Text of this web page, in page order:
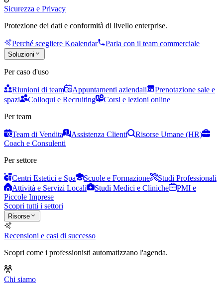
Sicurezza e Privacy
Protezione dei dati e conformità di livello enterprise.
Perché scegliere Koalendar Parla con il team commerciale
Soluzioni
Per caso d'uso
Riunioni di team Appuntamenti aziendali
Prenotazione sale e
spazi
Colloqui e Recruiting
Corsi e lezioni online
Per team
Team di Vendita Assistenza Clienti
Risorse Umane (HR)
Coach e Consulenti
Per settore
Centri Estetici e Spa Scuole e Formazione
Studi Professionali
Attività e Servizi Locali
Studi Medici e Cliniche
PMI e
Piccole Imprese
Scopri tutti i settori
Risorse
Recensioni e casi di successo
Scopri come i professionisti automatizzano l'agenda.
Chi siamo